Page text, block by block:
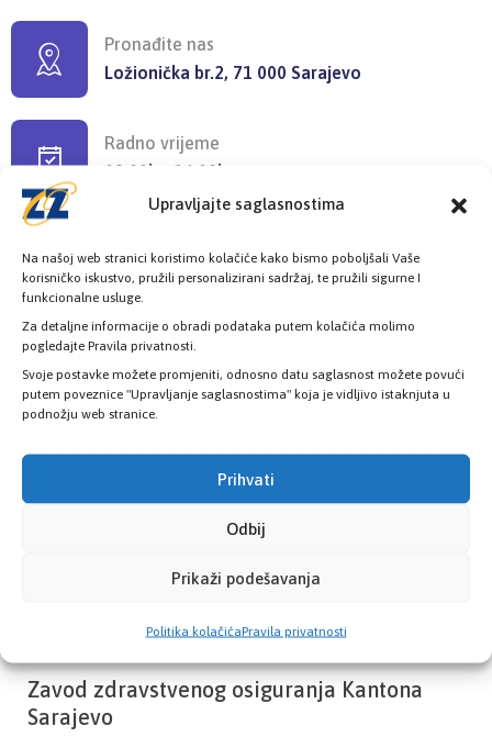
Upravljajte saglasnostima
Na našoj web stranici koristimo kolačiće kako bismo poboljšali Vaše
korisničko iskustvo, pružili personalizirani sadržaj, te pružili sigurne I
funkcionalne usluge.
Za detaljne informacije o obradi podataka putem kolačića molimo
pogledajte Pravila privatnosti.
Svoje postavke možete promjeniti, odnosno datu saglasnost možete povući
putem poveznice "Upravljanje saglasnostima" koja je vidljivo istaknjuta u
podnožju web stranice.
Prihvati
Odbij
Prikaži podešavanja
Politika kolačićaPravila privatnosti
Pronađite nas
Ložionička br.2, 71 000 Sarajevo
Radno vrijeme
08:00h - 16:00h
Provjerite status vaše elektronske
zdravstvene kartice
PROVJERITE STATUS
Zavod zdravstvenog osiguranja Kantona
Sarajevo